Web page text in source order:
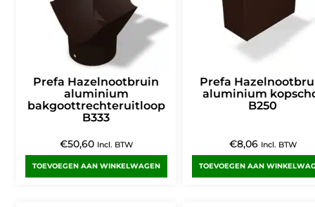
Prefa Hazelnootbruin
aluminium
bakgoottrechteruitloop
B333
€50,60 Incl. BTW
TOEVOEGEN AAN WINKELWAGEN
Prefa
aluminium
B250
€8,06 Incl. BTW
TOEVOEGEN AAN